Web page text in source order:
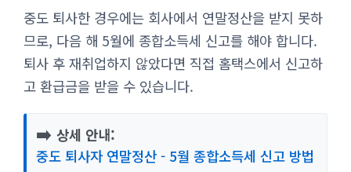
중도 퇴사한 경우에는 회사에서 연말정산을 받지 못하
므로, 다음 해 5월에 종합소득세 신고를 해야 합니다.
퇴사 후 재취업하지 않았다면 직접 홈택스에서 신고하
고 환급금을 받을 수 있습니다.
➡️ 상세 안내:
중도 퇴사자 연말정산 - 5월 종합소득세 신고 방법